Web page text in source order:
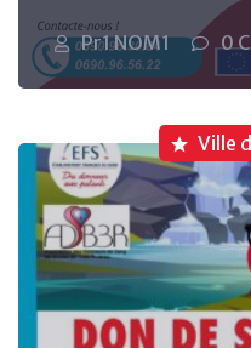
Pr1 NOM1 0
Ville